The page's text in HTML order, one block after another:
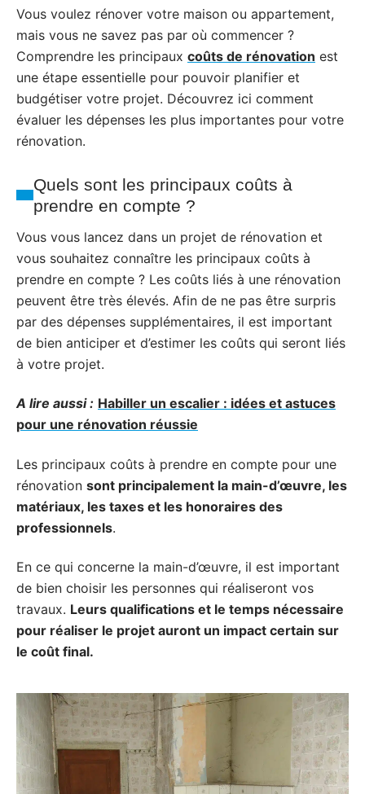
Vous voulez rénover votre maison ou appartement,
mais vous ne savez pas par où commencer ?
Comprendre les principaux coûts de rénovation est
une étape essentielle pour pouvoir planifier et
budgétiser votre projet. Découvrez ici comment
évaluer les dépenses les plus importantes pour votre
rénovation.
Quels sont les principaux coûts à
prendre en compte ?
Vous vous lancez dans un projet de rénovation et
vous souhaitez connaître les principaux coûts à
prendre en compte ? Les coûts liés à une rénovation
peuvent être très élevés. Afin de ne pas être surpris
par des dépenses supplémentaires, il est important
de bien anticiper et d’estimer les coûts qui seront liés
à votre projet.
A lire aussi : Habiller un escalier : idées et astuces
pour une rénovation réussie
Les principaux coûts à prendre en compte pour une
rénovation sont principalement la main-d’œuvre, les
matériaux, les taxes et les honoraires des
professionnels.
En ce qui concerne la main-d’œuvre, il est important
de bien choisir les personnes qui réaliseront vos
travaux. Leurs qualifications et le temps nécessaire
pour réaliser le projet auront un impact certain sur
le coût final.